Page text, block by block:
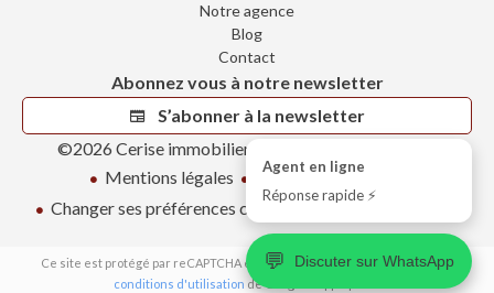
Agent en ligne
Réponse rapide ⚡
💬 Discuter sur WhatsApp
Notre agence
Blog
Contact
Abonnez vous à notre newsletter
S’abonner à la newsletter
©2026 Cerise immobilier gérance et courtage Sàrl
Mentions légales
Honoraires d'agence
Changer ses préférences cookies
Design by
Ce site est protégé par reCAPTCHA et les règles deconfidentialitéet les
conditions d'utilisation de Google s'appliquent.